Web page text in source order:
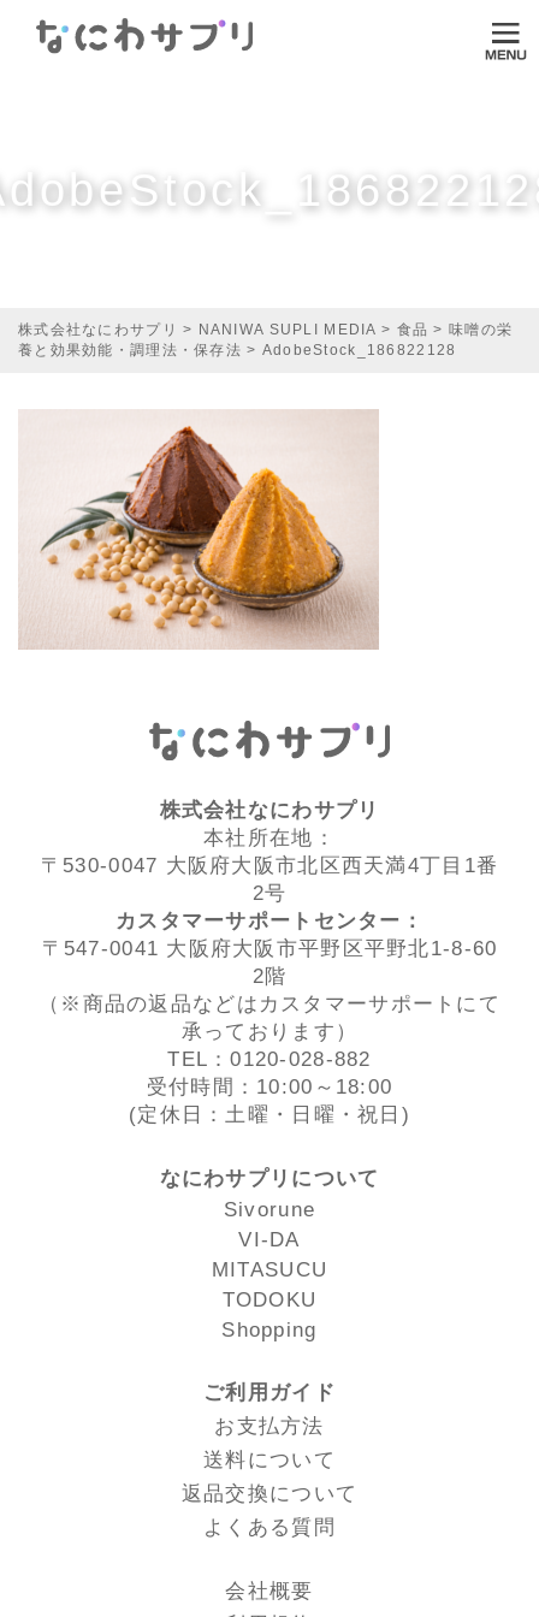
TODOKU
Media
ご利用ガイド
オンラインダイエット
株式会社なにわサプリ > NANIWA SUPLI MEDIA > 食品 > 味噌の栄
養と効果効能・調理法・保存法 > AdobeStock_186822128
株式会社なにわサプリ
本社所在地：
〒530-0047 大阪府大阪市北区西天満4丁目1番
2号
カスタマーサポートセンター：
〒547-0041 大阪府大阪市平野区平野北1-8-60
2階
（※商品の返品などはカスタマーサポートにて
承っております）
TEL：0120-028-882
受付時間：10:00～18:00
(定休日：土曜・日曜・祝日)
なにわサプリについて
Sivorune
VI-DA
MITASUCU
TODOKU
Shopping
ご利用ガイド
お支払方法
送料について
返品交換について
よくある質問
会社概要